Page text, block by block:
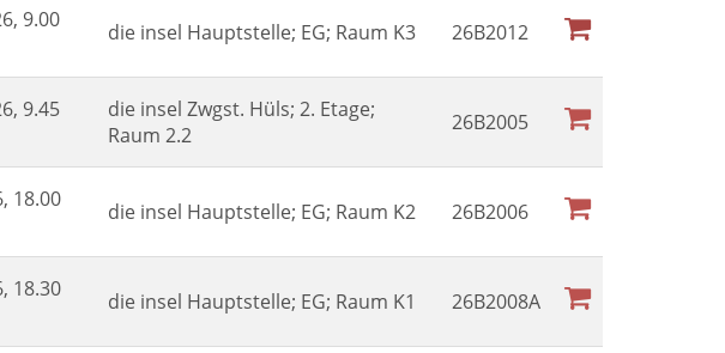
9.00
die insel Hauptstelle; EG; Raum K3 26B2012
9.45
die insel Zwgst. Hüls; 2. Etage;
Raum 2.2
26B2005
18.00
die insel Hauptstelle; EG; Raum K2 26B2006
18.30
die insel Hauptstelle; EG; Raum K1 26B2008A